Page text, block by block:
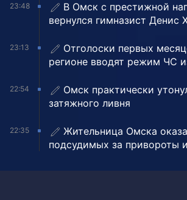
23:48
В Омск с престижной
вернулся гимназист Денис
23:13
Отголоски первых
регионе вводят режим ЧС
22:54
Омск практически
затяжного ливня
22:35
Жительница Омска
подсудимых за привороты